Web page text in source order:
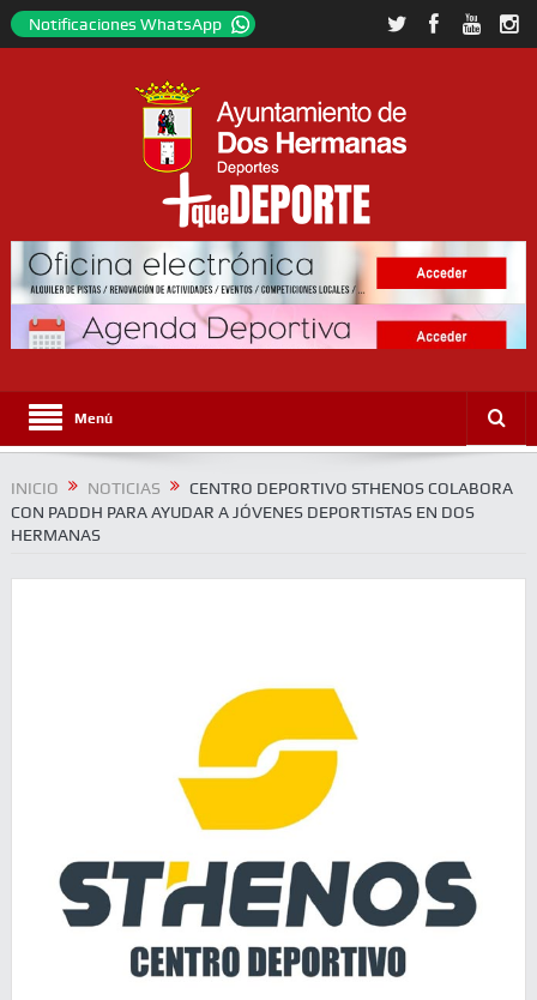
Notificaciones WhatsApp
Menú
INICIO NOTICIAS
CENTRO DEPORTIVO STHENOS COLABORA
CON PADDH PARA AYUDAR A JÓVENES DEPORTISTAS EN DOS
HERMANAS